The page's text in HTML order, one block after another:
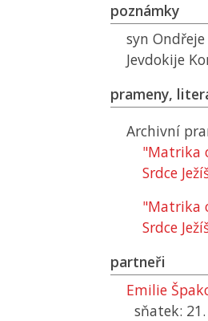
poznámky
syn
Jevdokije
prameny,
Archivní
"Matrika
Srdce
"Matrika
Srdce
partneři
Emilie
sňatek: